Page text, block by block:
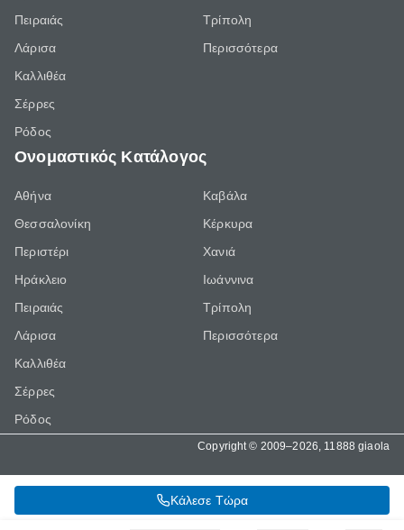
Κάλεσε Τώρα
Πειραιάς
Λάρισα
Καλλιθέα
Σέρρες
Ρόδος
Τρίπολη
Περισσότερα
Ονομαστικός Κατάλογος
Αθήνα
Θεσσαλονίκη
Περιστέρι
Ηράκλειο
Πειραιάς
Λάρισα
Καλλιθέα
Σέρρες
Ρόδος
Καβάλα
Κέρκυρα
Χανιά
Ιωάννινα
Τρίπολη
Περισσότερα
Copyright © 2009–2026, 11888 giaola